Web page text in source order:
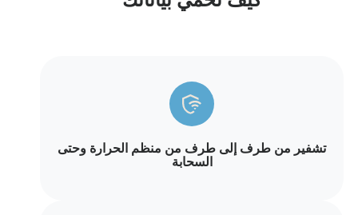
تشفير من طرف إلى طرف من منظم الحرارة وحتى
السحابة